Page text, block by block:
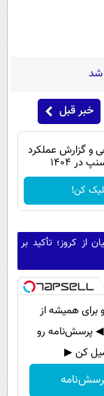
شد
خبر قبل
و گزارش عملکرد
در ۱۴۰۴
کن!
از کروز؛ تأکید بر
برای همیشه از
◀ پرسش‌نامه رو
کن ▶